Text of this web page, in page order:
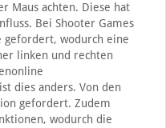
Maus achten. Diese hat
Bei Shooter Games
gefordert, wodurch eine
linken und rechten
dies anders. Von den
gefordert. Zudem
wodurch die